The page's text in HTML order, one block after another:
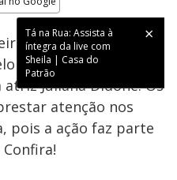
Tá na Rua: Assista à
íntegra da live com
Sheila | Casa do
Patrão
(1º), os moradores
Desafio Lacday, com
Juliana Didone. Os
atenção nos
pois a ação faz parte